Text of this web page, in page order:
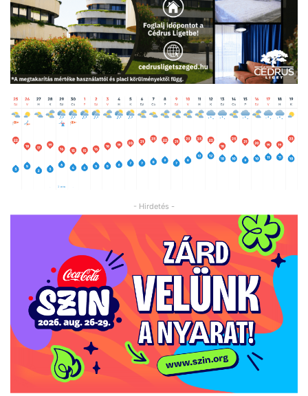
- Hirdetés -